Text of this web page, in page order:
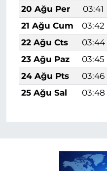
20 Ağu Per 03:41
21 Ağu Cum
03:42
22 Ağu Cts
03:44
23 Ağu Paz
03:45
24 Ağu Pts
03:46
25 Ağu Sal
03:48